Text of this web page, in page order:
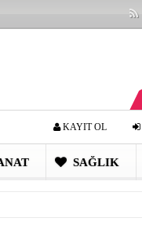
KAYIT OL
SAĞLIK